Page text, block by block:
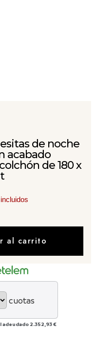
de noche
acabado
de 180 x
al carrito
cuotas
adeudado 2.352,93 €